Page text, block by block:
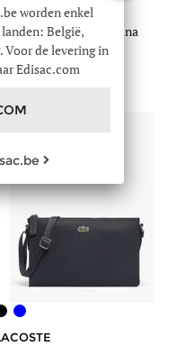
body tas milano ana
00
worden enkel
België,
Voor de levering in
Edisac.com